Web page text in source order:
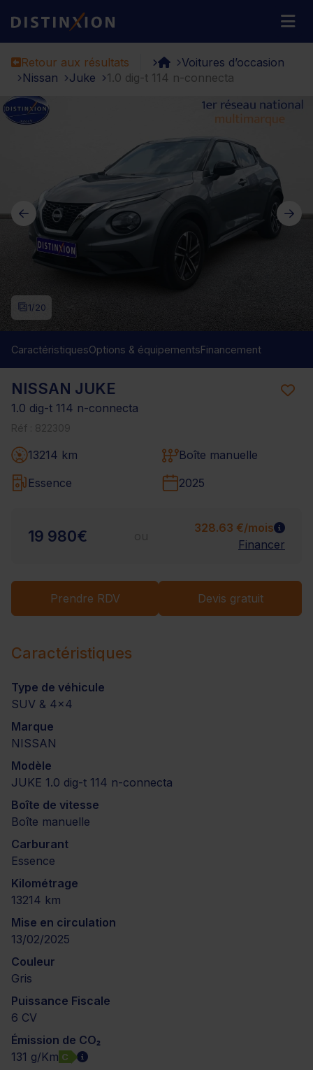
Distinxion
Retour aux résultats
Voitures d’occasion
Nissan
Juke 1.0 dig-t 114 n-connecta
NISSAN JUKE
1.0 dig-t 114 n-connecta
13214 km
Boîte manuelle
Essence
2025
19 980€
328.63 €/mois
Financer
Prendre RDV Devis gratuit
1/20
CaractéristiquesOptions & équipementsFinancement
Caractéristiques
Type de véhicule
SUV & 4x4
Marque
NISSAN
Modèle
JUKE 1.0 dig-t 114 n-connecta
Boîte de vitesse
Boîte manuelle
Carburant
Essence
Kilométrage
13214 km
Mise en circulation
13/02/2025
Couleur
Gris
Puissance Fiscale
6 CV
Émission de CO₂
131 g/Km C